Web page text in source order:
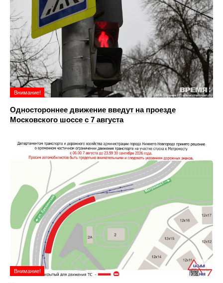
Внимание!
Одностороннее движение введут на проезде
Московского шоссе с 7 августа
Внимание!